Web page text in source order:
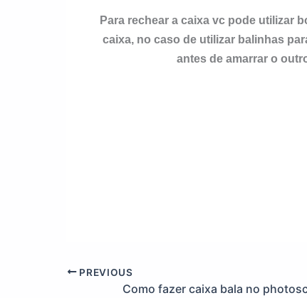
Para rechear a caixa vc pode utilizar
caixa, no caso de utilizar balinhas
antes de amarrar o
PREVIOUS
Como fazer caixa bala no